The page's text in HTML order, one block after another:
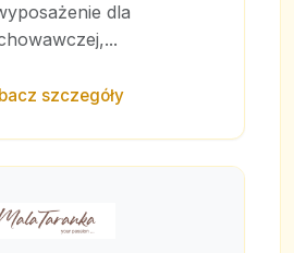
dla
szczegóły